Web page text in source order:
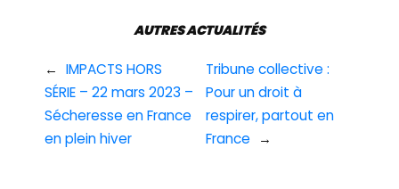
← IMPACTS HORS
SÉRIE – 22 mars 2023 –
Sécheresse en France
en plein hiver
AUTRES ACTUALITÉS
Tribune collective :
Pour un droit à
respirer, partout en
France
→